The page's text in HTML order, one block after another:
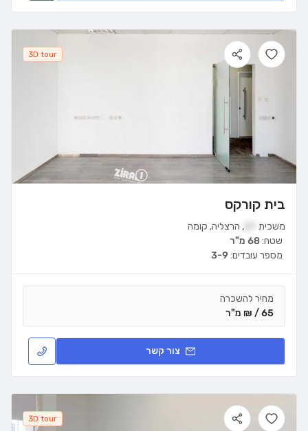
3D tour
בית קורקס
משכית , הרצליה, קומה
שטח:68 מ"ר
מספר עובדים:3-9
מחיר להשכרה
65 / ₪ מ"ר
צור קשר
3D tour